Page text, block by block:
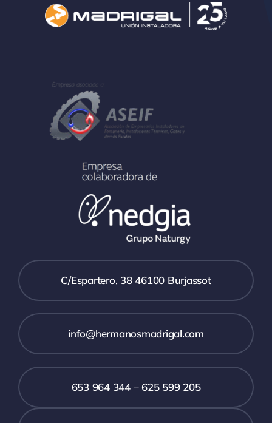
C/Espartero, 38 46100 Burjassot
info@hermanosmadrigal.com
653 964 344 – 625 599 205